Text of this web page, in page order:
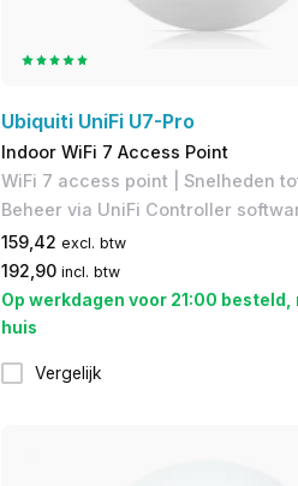
Ubiquiti UniFi U7-Pro
Indoor WiFi 7 Access Point
WiFi 7 access point | Snelheden
Beheer via UniFi Controller
159,42 excl. btw
192,90 incl. btw
Op werkdagen voor 21:00 besteld,
huis
Vergelijk